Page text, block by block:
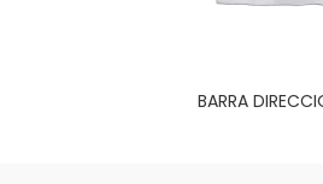
BARRA